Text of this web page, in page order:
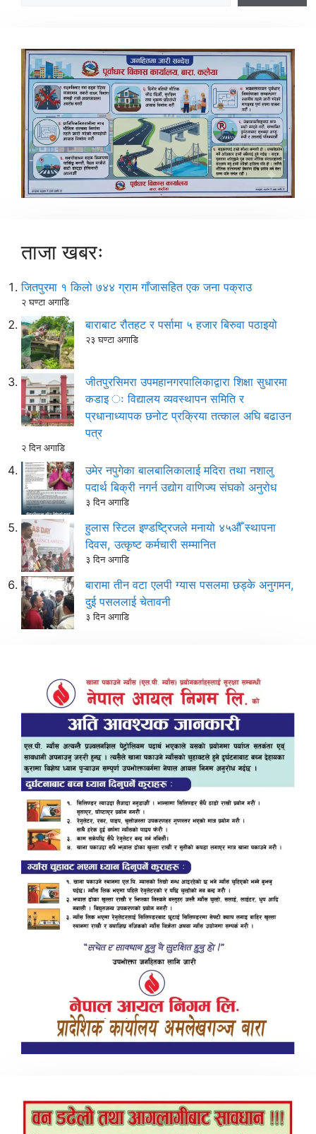
ताजा खबरः
जितपुरमा १ किलो ७४४ ग्राम गाँजासहित एक जना पक्राउ
२ घण्टा अगाडि
बाराबाट रौतहट र पर्सामा ५ हजार बिरुवा पठाइयो
२३ घण्टा अगाडि
जीतपुरसिमरा उपमहानगरपालिकाद्वारा शिक्षा सुधारमा
कडाइ ः विद्यालय व्यवस्थापन समिति र
प्रधानाध्यापक छनोट प्रक्रिया तत्काल अघि बढाउन
पत्र
२ दिन अगाडि
उमेर नपुगेका बालबालिकालाई मदिरा तथा नशालु
पदार्थ बिक्री नगर्न उद्योग वाणिज्य संघको अनुरोध
३ दिन अगाडि
हुलास स्टिल इण्डष्ट्रिजले मनायो ४५औँ स्थापना
दिवस, उत्कृष्ट कर्मचारी सम्मानित
३ दिन अगाडि
बारामा तीन वटा एलपी ग्यास पसलमा छड्के अनुगमन,
दुई पसललाई चेतावनी
३ दिन अगाडि